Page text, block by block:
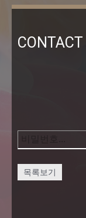
CONTACT
목록보기